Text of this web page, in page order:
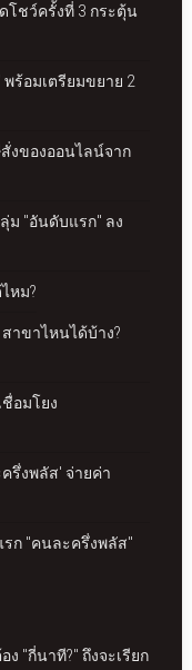
โชว์ครั้งที่ 3 กระตุ้น
พร้อมเตรียมขยาย 2
งของออนไลน์จาก
ม "อันดับแรก" ลง
หม?
าขาไหนได้บ้าง?
ชื่อมโยง
รึ่งพลัส' จ่ายค่า
รก "คนละครึ่งพลัส"
ง "กี่นาที?" ถึงจะเรียก